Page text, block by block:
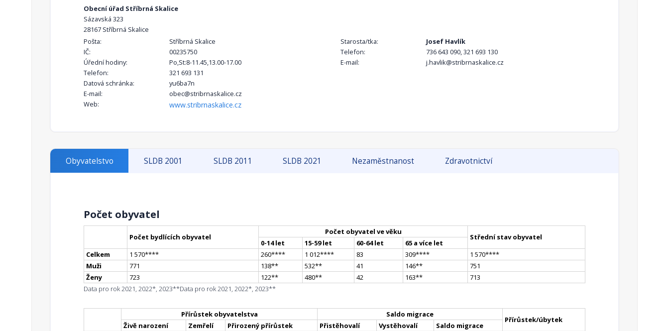
Obecní úřad Stříbrná Skalice
Sázavská 323
28167 Stříbrná Skalice
Pošta:
Stříbrná Skalice
IČ:
00235750
Úřední hodiny:
Po,St:8-11.45,13.00-17.00
Telefon:
321 693 131
Datová schránka:
yu6ba7n
E-mail:
obec@stribrnaskalice.cz
Web:
www.stribrnaskalice.cz
Starosta/tka:
Josef Havlík
Telefon:
736 643 090, 321 693 130
E-mail:
j.havlik@stribrnaskalice.cz
Obyvatelstvo SLDB 2001 SLDB 2011 SLDB 2021 Nezaměstnanost Zdravotnictví
Počet obyvatel
Počet bydlících obyvatel
Počet obyvatel ve věku
Střední stav obyvatel
0-14 let 15-59 let 60-64 let
65 a více let
Celkem
1 570**** 260**** 1 012**** 83 309**** 1 570****
Muži
771 138** 532** 41 146**
751
Ženy
723 122** 480** 42 163**
713
Data pro rok 2021, 2022*, 2023**Data pro rok 2021, 2022*, 2023**
Přírůstek obyvatelstva Saldo migrace
Přírůstek/úbytek
Živě narození Zemřelí Přirozený přírůstek Přistěhovalí Vystěhovalí
Saldo migrace